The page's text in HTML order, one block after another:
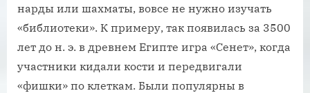
нарды или шахматы, вовсе не нужно изучать
«библиотеки». К примеру, так появилась за 3500
лет до н. э. в древнем Египте игра «Сенет», когда
участники кидали кости и передвигали
«фишки» по клеткам. Были популярны в